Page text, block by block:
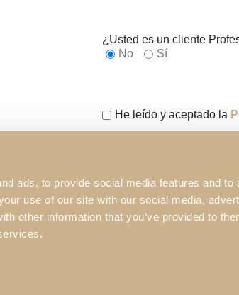
ads, to provide social media features and to
use of our site with our social media,
other information that you’ve provided to
¿Usted es un cliente
No
Sí
He leído y aceptado la
Este sitio está protegido